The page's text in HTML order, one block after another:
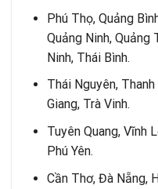
Phú Thọ, Quảng
Quảng Ninh, Quảng
Ninh, Thái Bình.
Thái Nguyên,
Giang, Trà Vinh.
Tuyên Quang, Vĩnh
Phú Yên.
Cần Thơ, Đà Nẵng,